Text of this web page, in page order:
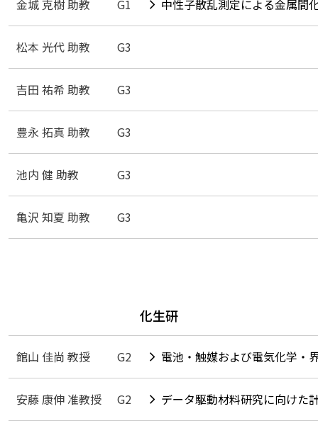
金城 克樹 助教 G1 中性子散乱測定による金属間
松本 光代 助教 G3
吉田 祐希 助教 G3
豊永 拓真 助教 G3
池内 健 助教 G3
亀沢 知夏 助教 G3
化生研
館山 佳尚 教授 G2 電池・触媒および電気化学・
安藤 康伸 准教授 G2 データ駆動材料研究に向けた